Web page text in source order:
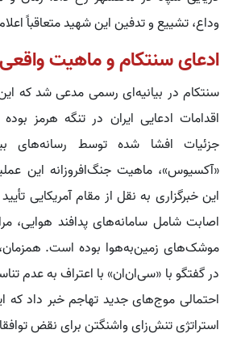
وداع، تشییع و تدفین این شهید متعاقباً
ادعای سنتکام و ماهیت
سنتکام در بیانیه‌ای رسمی مدعی شد که
اقدامات ادعایی ایران در تنگه هرمز
جزئیات افشا شده توسط رسانه‌های
«آکسیوس»، ماهیت جنگ‌افروزانه این
این خبرگزاری به نقل از مقام آمریکایی
اصابت شامل سامانه‌های پدافند هوایی،
موشک‌های زمین‌به‌هوا بوده است.
در گفتگو با «سی‌ان‌ان» با اعتراف به عدم
احتمالی موج‌های جدید تهاجم خبر داد که
استراتژی تنش‌زای واشنگتن برای نقض